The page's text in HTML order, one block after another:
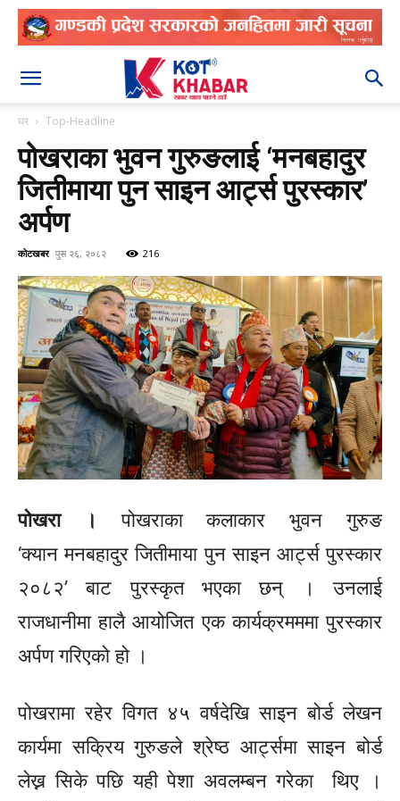
घर Top-Headline
पोखराका भुवन गुरुङलाई ‘मनबहादुर
जितीमाया पुन साइन आर्ट्स पुरस्कार’
अर्पण
कोटखबर पुस २६, २०८२ 216
पोखरा । पोखराका कलाकारभुवन
गुरुङ
‘क्यान मनबहादुरजितीमायापुन साइन आर्ट्स पुरस्कार
२०८२’ बाट पुरस्कृत भएका छन् । उनलाई
राजधानीमा हालै आयोजित एक कार्यक्रमममा पुरस्कार
अर्पण गरिएको हो ।
पोखरामा रहेर विगत ४५ वर्षदेखि साइन बोर्ड लेखन
कार्यमा सक्रिय गुरुङले श्रेष्ठ आर्ट्समा साइन बोर्ड
लेख्न सिके पछि यही पेशा अवलम्बन गरेका थिए ।